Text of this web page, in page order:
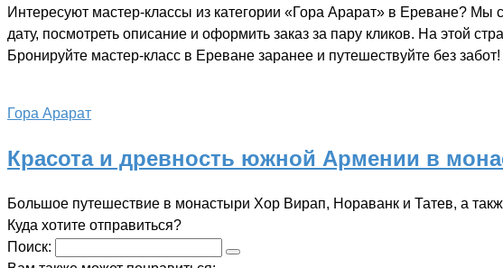
Интересуют мастер-классы из категории «Гора Арарат» в Ереване?
дату, посмотреть описание и оформить заказ за пару кликов. На этой
Бронируйте мастер-класс в Ереване заранее и путешествуйте без забот!
Гора Арарат
Красота и древность южной Армении в
Большое путешествие в монастыри Хор Вирап, Нораванк и Татев, а
Куда хотите отправиться?
Поиск: